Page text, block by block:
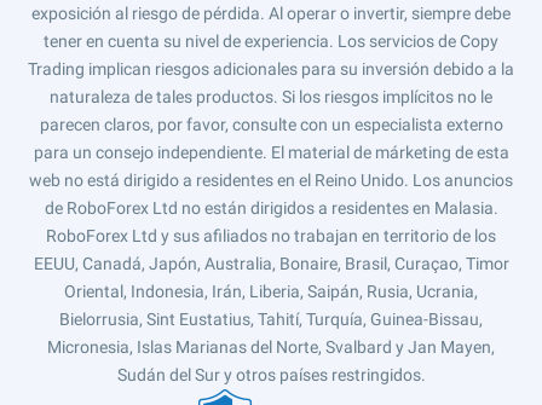
exposición al riesgo de pérdida. Al operar o invertir, siempre debe
tener en cuenta su nivel de experiencia. Los servicios de Copy
Trading implican riesgos adicionales para su inversión debido a la
naturaleza de tales productos. Si los riesgos implícitos no le
parecen claros, por favor, consulte con un especialista externo
para un consejo independiente. El material de márketing de esta
web no está dirigido a residentes en el Reino Unido. Los anuncios
de RoboForex Ltd no están dirigidos a residentes en Malasia.
RoboForex Ltd y sus afiliados no trabajan en territorio de los
EEUU, Canadá, Japón, Australia, Bonaire, Brasil, Curaçao, Timor
Oriental, Indonesia, Irán, Liberia, Saipán, Rusia, Ucrania,
Bielorrusia, Sint Eustatius, Tahití, Turquía, Guinea-Bissau,
Micronesia, Islas Marianas del Norte, Svalbard y Jan Mayen,
Sudán del Sur y otros países restringidos.